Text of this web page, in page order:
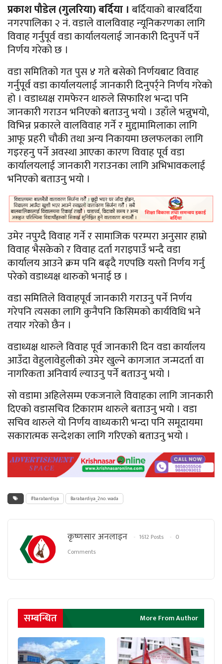
प्रकाश पौडेल (गुलरिया) बर्दिया । बर्दियाको बारबर्दिया
नगरपालिका २ नं. वडाले वालविवाह न्यूनिकरणका लागि
विवाह गर्नुपूर्व वडा कार्यालयलाई जानकारी दिनुपर्ने पर्ने
निर्णय गरेको छ ।
वडा समितिको गत पुस ४ गते बसेको निर्णयबाट विवाह
गर्नुपूर्व वडा कार्यालयलाई जानकारी दिनुपर्र्ने निर्णय गरेको
हो । वडाध्यक्ष रामफेरन थारुले सिफारिश भन्दा पनि
जानकारी गराउन भनिएको बताउनु भयो । उहाँले भन्नुभयो,
विभिन्न प्रकारले वालविवाह गर्ने र मुद्दामामिलाका लागि
आफू प्रहरी चौकी तथा अन्य निकायमा छलफलका लागि
गइरहनु पर्ने अवस्था आएका कारण विवाह पूर्व वडा
कार्यालयलाई जानकारी गराउनका लागि अभिभावकलाई
भनिएको बताउनु भयो ।
उमेर नपुग्दै विवाह गर्ने र सामाजिक परम्परा अनुसार हाम्रो
विवाह भैसकेको र विवाह दर्ता गराइपाउँ भन्दै वडा
कार्यालय आउने क्रम पनि बढ्दै गएपछि यस्तो निर्णय गर्नु
परेको वडाध्यक्ष थारुको भनाई छ ।
वडा समितिले विवाहपूर्व जानकारी गराउनु पर्ने निर्णय
गरेपनि त्यसका लागि कुनैपनि किसिमको कार्यविधि भने
तयार गरेको छैन ।
वडाध्यक्ष थारुले विवाह पूर्व जानकारी दिन वडा कार्यालय
आउँदा वेहुलावेहुलीको उमेर खुल्ने कागजात जन्मदर्ता वा
नागरिकता अनिवार्य ल्याउनु पर्ने बताउनु भयो ।
सो वडामा अहिलेसम्म एकजनाले विवाहका लागि जानकारी
दिएको वडासचिव टिकाराम थारुले बताउनु भयो । वडा
सचिव थारुले यो निर्णय वाध्यकारी भन्दा पनि समूदायमा
सकारात्मक सन्देशका लागि गरिएको बताउनु भयो ।
#barabardiya Barabardiya_2no. wada
कृष्णसार अनलाइन 1612 Posts
0
Comments
सम्बन्धित More From Author